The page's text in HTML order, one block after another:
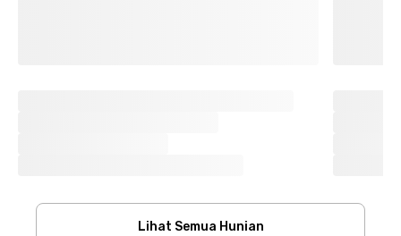
Lihat Semua Hunian